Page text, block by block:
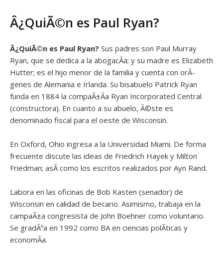
Â¿QuiÃ©n es Paul Ryan?
Â¿QuiÃ©n es Paul Ryan? Sus padres son Paul Murray
Ryan, que se dedica a la abogacÃ­a; y su madre es Elizabeth
Hutter; es el hijo menor de la familia y cuenta con orÃ­
genes de Alemania e Irlanda. Su bisabuelo Patrick Ryan
funda en 1884 la compaÃ±Ã­a Ryan Incorporated Central
(constructora). En cuanto a su abuelo, Ã©ste es
denominado fiscal para el oeste de Wisconsin.
En Oxford, Ohio ingresa a la Universidad Miami. De forma
frecuente discute las ideas de Friedrich Hayek y Milton
Friedman; asÃ­ como los escritos realizados por Ayn Rand.
Labora en las oficinas de Bob Kasten (senador) de
Wisconsin en calidad de becario. Asimismo, trabaja en la
campaÃ±a congresista de John Boehner como voluntario.
Se gradÃºa en 1992 como BA en ciencias polÃ­ticas y
economÃ­a.